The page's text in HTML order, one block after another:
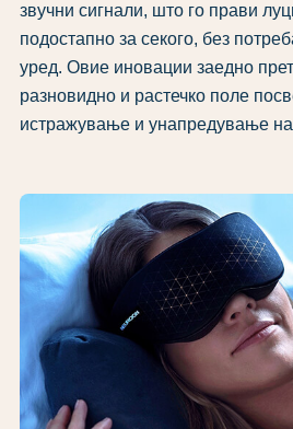
звучни сигнали, што го прави
подостапно за секого, без
уред. Овие иновации заедно
разновидно и растечко поле
истражување и унапредување